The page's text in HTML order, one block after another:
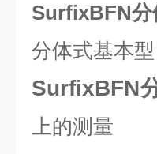
SurfixBFN分
分体式基本型
SurfixBFN
上的测量